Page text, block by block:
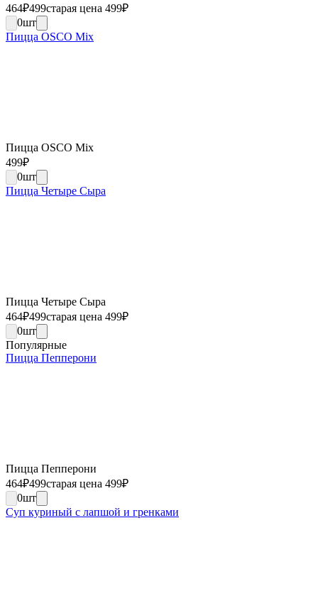
464₽499старая цена 499₽
0шт
Пицца OSCO Mix
Пицца OSCO Mix
499₽
0шт
Пицца Четыре Сыра
Пицца Четыре Сыра
464₽499старая цена 499₽
0шт
Популярные
Пицца Пепперони
Пицца Пепперони
464₽499старая цена 499₽
0шт
Суп куриный с лапшой и гренками